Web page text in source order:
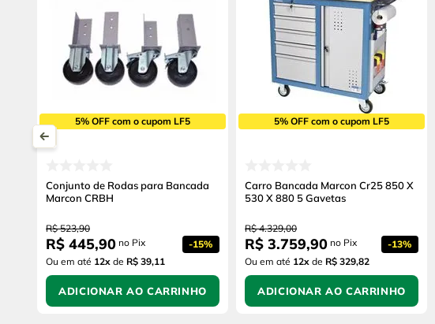
5% OFF com o cupom LF5
Conjunto de Rodas para Bancada
Marcon CRBH
R$ 523,90
R$ 445,90 no Pix -15%
Ou em até 12x de R$ 39,11
ADICIONAR AO CARRINHO
5% OFF com o cupom LF5
Carro Bancada Marcon Cr25 850 X
530 X 880 5 Gavetas
R$ 4.329,00
R$ 3.759,90 no Pix -13%
Ou em até 12x de R$ 329,82
ADICIONAR AO CARRINHO